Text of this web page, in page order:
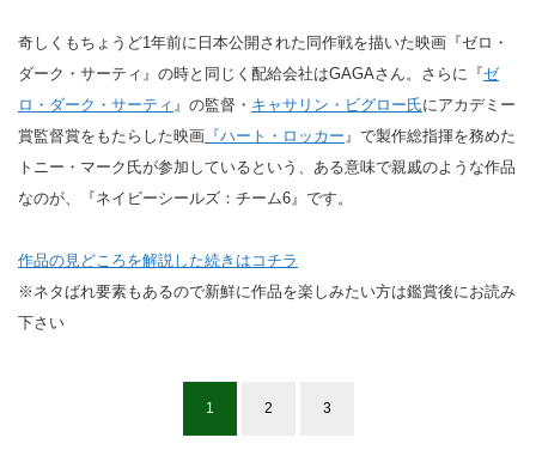
奇しくもちょうど1年前に日本公開された同作戦を描いた映画『ゼロ・
ダーク・サーティ』の時と同じく配給会社はGAGAさん。さらに『ゼ
ロ・ダーク・サーティ 』の監督・ キャサリン・ビグロー氏にアカデミー
賞監督賞をもたらした映画 『ハート・ロッカー』で製作総指揮を務めた
トニー・マーク氏が参加しているという、ある意味で親戚のような作品
なのが、『ネイビーシールズ：チーム6』です。
作品の見どころを解説した続きはコチラ
※ネタばれ要素もあるので新鮮に作品を楽しみたい方は鑑賞後にお読み
下さい
1 2 3